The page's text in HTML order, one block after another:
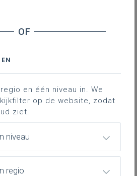
en documenten die
bij het organiseren en
in de
en sport.
en één niveau in. We
op de website, zodat
ziet.
niveau
regio